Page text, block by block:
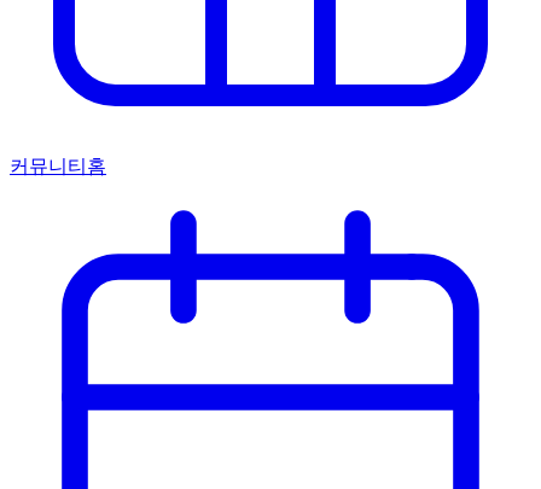
커뮤니티홈